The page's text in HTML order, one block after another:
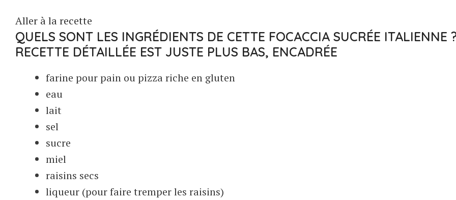
Aller à la recette
QUELS SONT LES INGRÉDIENTS DE CETTE FOCACCIA SUCRÉE ITALIENNE
RECETTE DÉTAILLÉE EST JUSTE PLUS BAS, ENCADRÉE
farine pour pain ou pizza riche en gluten
eau
lait
sel
sucre
miel
raisins secs
liqueur (pour faire tremper les raisins)